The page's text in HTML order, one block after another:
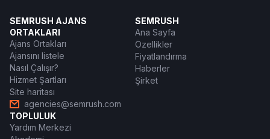
SEMRUSH AJANS
ORTAKLARI
Ajans Ortakları
Ajansını listele
Nasıl Çalışır?
Hizmet Şartları
Site haritası
agencies@semrush.com
SEMRUSH
Ana Sayfa
Özellikler
Fiyatlandırma
Haberler
Şirket
TOPLULUK
Yardım Merkezi